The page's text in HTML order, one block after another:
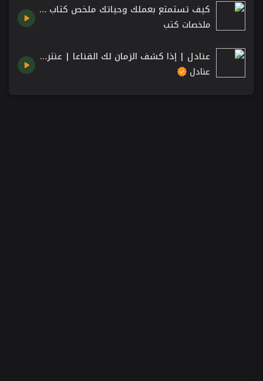
كيف تستمتع بعملك وحياتك ملخص كتاب الهدية سبنسر جونسون
ملخصات كتب
عنادل | إذا كشف الزمان لك القناعا | عنترة بن شدّاد
عنادل